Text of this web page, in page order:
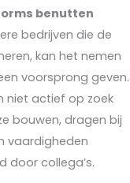
benutten
bedrijven die de
kan het nemen
voorsprong geven.
niet actief op zoek
bouwen, dragen bij
vaardigheden
door collega’s.